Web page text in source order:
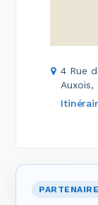
4 Rue
Auxois,